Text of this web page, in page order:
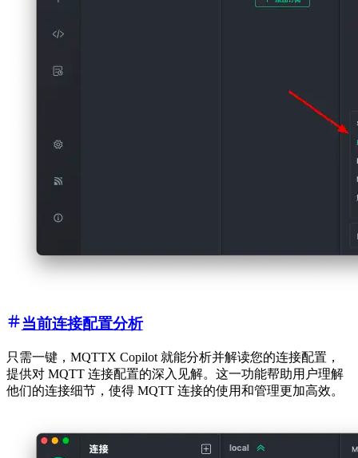
当前连接配置分析
只需一键，MQTTX Copilot 就能分析并解读您的连接配置，
提供对 MQTT 连接配置的深入见解。这一功能帮助用户理解
他们的连接细节，使得 MQTT 连接的使用和管理更加高效。